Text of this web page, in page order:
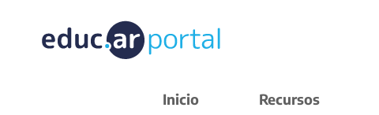
Inicio Recursos